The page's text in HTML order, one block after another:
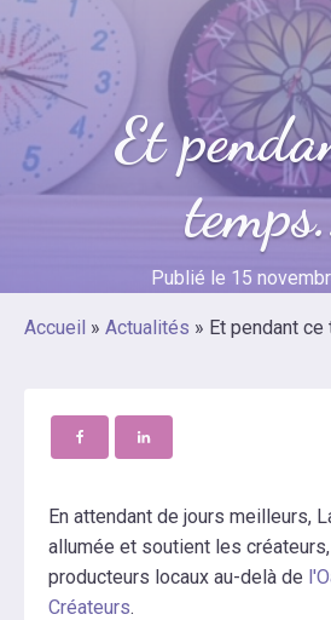
Et
Publié le 15
Accueil » Actualités » Et pendant ce
En attendant de jours meilleurs,
allumée et soutient les
producteurs locaux au-delà de
Créateurs.